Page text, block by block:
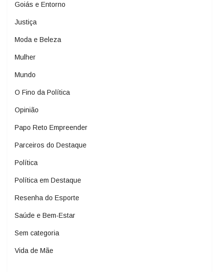
Goiás e Entorno
Justiça
Moda e Beleza
Mulher
Mundo
O Fino da Política
Opinião
Papo Reto Empreender
Parceiros do Destaque
Política
Política em Destaque
Resenha do Esporte
Saúde e Bem-Estar
Sem categoria
Vida de Mãe